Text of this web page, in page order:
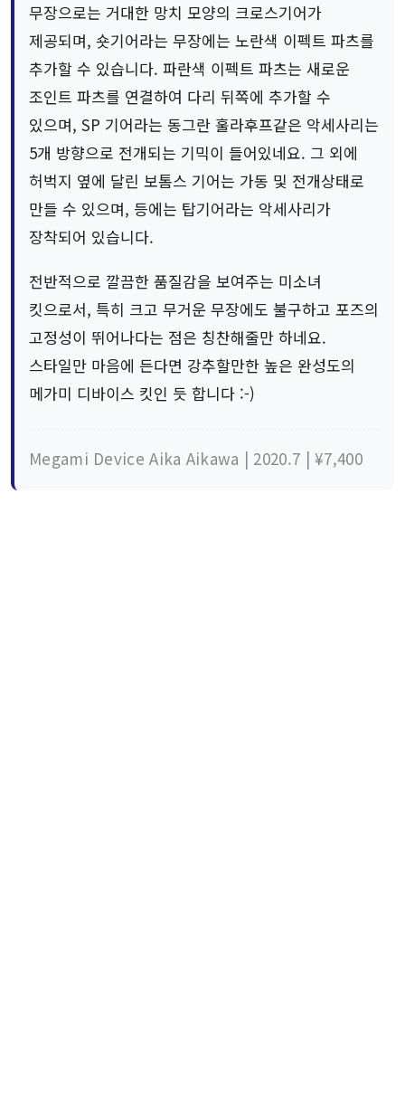
무장으로는 거대한 망치 모양의 크로스기어가
제공되며, 숏기어라는 무장에는 노란색 이펙트 파츠를
추가할 수 있습니다. 파란색 이펙트 파츠는 새로운
조인트 파츠를 연결하여 다리 뒤쪽에 추가할 수
있으며, SP 기어라는 동그란 훌라후프같은 악세사리는
5개 방향으로 전개되는 기믹이 들어있네요. 그 외에
허벅지 옆에 달린 보톰스 기어는 가동 및 전개상태로
만들 수 있으며, 등에는 탑기어라는 악세사리가
장착되어 있습니다.
전반적으로 깔끔한 품질감을 보여주는 미소녀
킷으로서, 특히 크고 무거운 무장에도 불구하고 포즈의
고정성이 뛰어나다는 점은 칭찬해줄만 하네요.
스타일만 마음에 든다면 강추할만한 높은 완성도의
메가미 디바이스 킷인 듯 합니다 :-)
Megami Device Aika Aikawa | 2020.7 | ¥7,400